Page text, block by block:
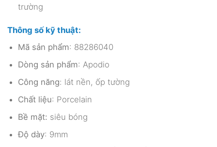
trường
Thông số kỹ thuật:
Mã sản phẩm: 88286040
Dòng sản phẩm: Apodio
Công năng: lát nền, ốp tường
Chất liệu: Porcelain
Bề mặt: siêu bóng
Độ dày: 9mm